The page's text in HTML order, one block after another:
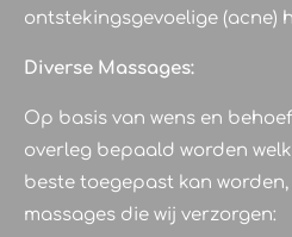
ontstekingsgevoelige (acne)
Diverse Massages:
Op basis van wens en
overleg bepaald worden
beste toegepast kan
massages die wij verzorgen: